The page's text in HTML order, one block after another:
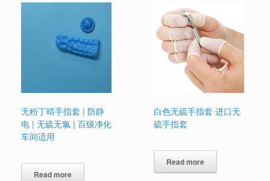
无粉丁晴手指套 | 防静
电 | 无硫无氯 | 百级净化
车间适用
Read more
白色无硫手指套 进口无
硫手指套
Read more